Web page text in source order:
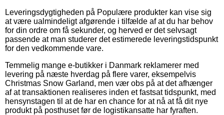
Leveringsdygtigheden på Populære produkter kan vise sig
at være ualmindeligt afgørende i tilfælde af at du har behov
for din ordre om få sekunder, og herved er det selvsagt
passende at man studerer det estimerede leveringstidspunkt
for den vedkommende vare.
Temmelig mange e-butikker i Danmark reklamerer med
levering på næste hverdag på flere varer, eksempelvis
Christmas Snow Garland, men vær obs på at det afhænger
af at transaktionen realiseres inden et fastsat tidspunkt, med
hensynstagen til at de har en chance for at nå at få dit nye
produkt på posthuset før de logistikansatte har fyraften.